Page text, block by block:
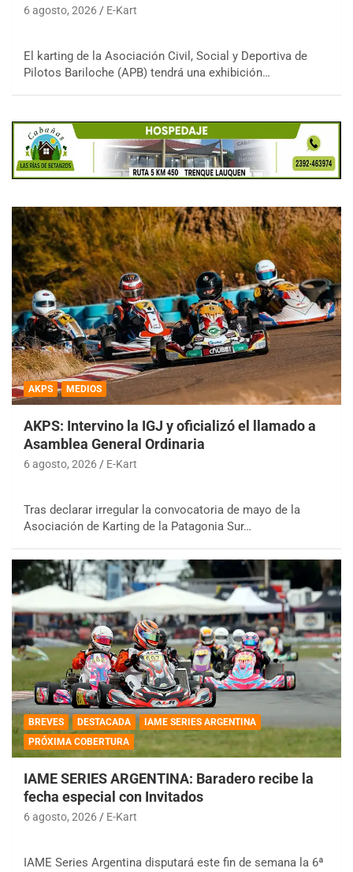
6 agosto, 2026 E-Kart
El karting de la Asociación Civil, Social y Deportiva de
Pilotos Bariloche (APB) tendrá una exhibición…
AKPS MEDIOS
AKPS: Intervino la IGJ y oficializó el llamado a
Asamblea General Ordinaria
6 agosto, 2026 E-Kart
Tras declarar irregular la convocatoria de mayo de la
Asociación de Karting de la Patagonia Sur…
BREVES DESTACADA
IAME SERIES ARGENTINA
PRÓXIMA COBERTURA
IAME SERIES ARGENTINA: Baradero recibe la
fecha especial con Invitados
6 agosto, 2026 E-Kart
IAME Series Argentina disputará este fin de semana la 6ª